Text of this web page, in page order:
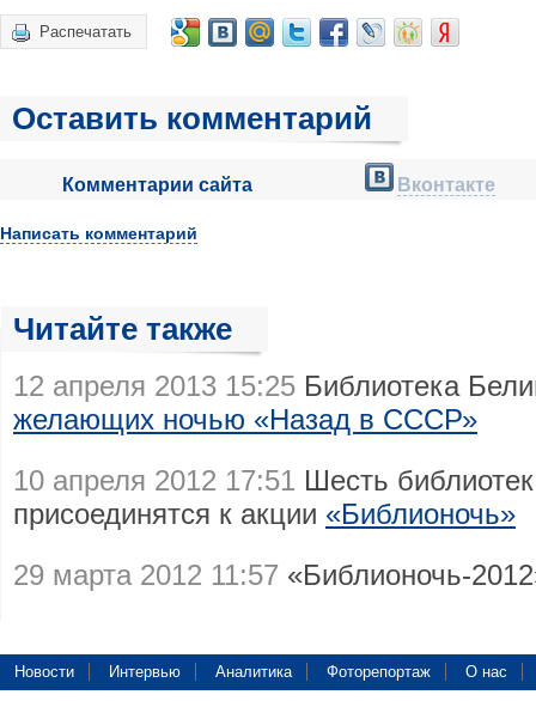
Распечатать
Оставить комментарий
Комментарии сайта Вконтакте
Написать комментарий
Читайте также
12 апреля 2013 15:25 Библиотека
желающих ночью «Назад в СССР»
10 апреля 2012 17:51 Шесть
присоединятся к акции «Библионочь»
29 марта 2012 11:57 «Библионочь-
Новости Интервью Аналитика Фоторепортаж О нас